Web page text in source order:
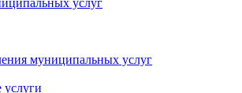
услуг
муниципальных услуг